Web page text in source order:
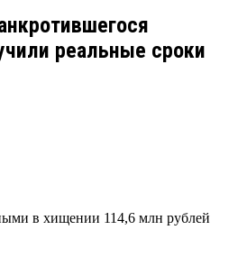
реальные сроки
в хищении 114,6 млн рублей